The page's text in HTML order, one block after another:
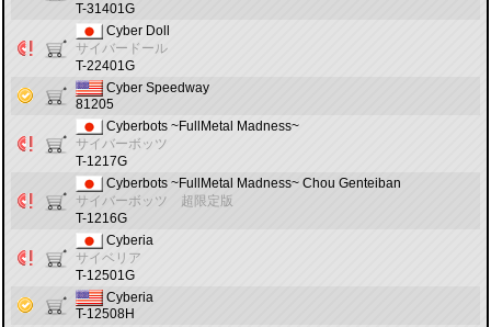
T-31401G
Cyber Doll
サイバードール
T-22401G
Cyber Speedway
81205
Cyberbots ~FullMetal Madness~
サイバーボッツ
T-1217G
Cyberbots ~FullMetal Madness~ Chou Genteiban
サイバーボッツ 超限定版
T-1216G
Cyberia
サイベリア
T-12501G
Cyberia
T-12508H